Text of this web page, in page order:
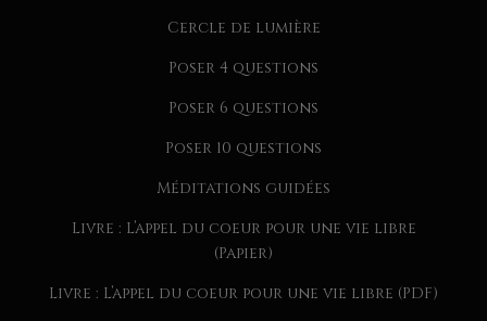
Cercle de lumière
Poser 4 questions
Poser 6 questions
Poser 10 questions
Méditations guidées
Livre : L’appel du coeur pour une vie libre
(Papier)
Livre : L’appel du coeur pour une vie libre (PDF)